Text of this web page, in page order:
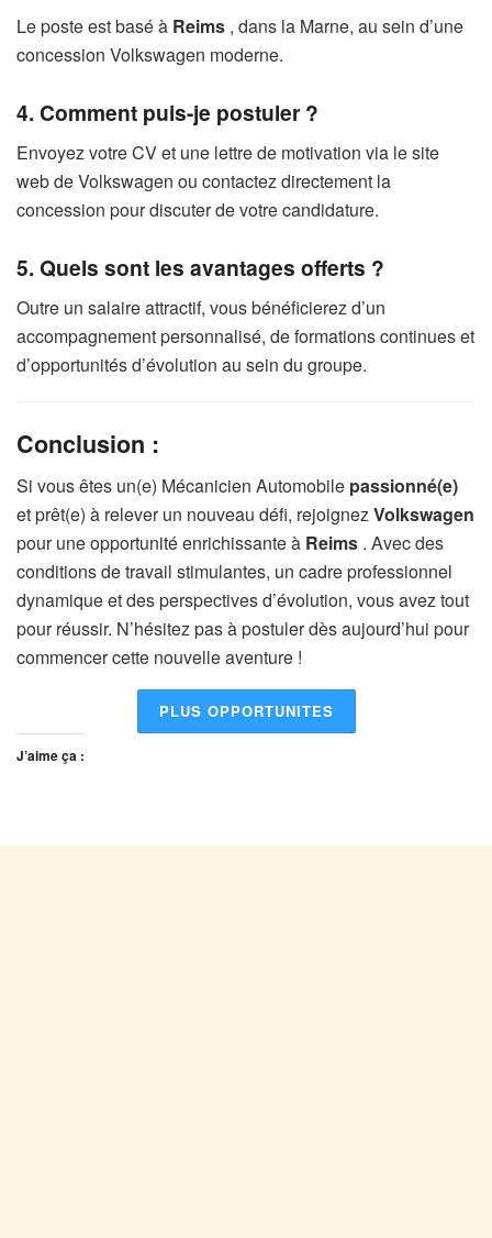
Le poste est basé à Reims , dans la Marne, au sein d’une
concession Volkswagen moderne.
4. Comment puis-je postuler ?
Envoyez votre CV et une lettre de motivation via le site
web de Volkswagen ou contactez directement la
concession pour discuter de votre candidature.
5. Quels sont les avantages offerts ?
Outre un salaire attractif, vous bénéficierez d’un
accompagnement personnalisé, de formations continues et
d’opportunités d’évolution au sein du groupe.
Conclusion :
Si vous êtes un(e) Mécanicien Automobile passionné(e)
et prêt(e) à relever un nouveau défi, rejoignezVolkswagen
pour une opportunité enrichissante à Reims . Avec des
conditions de travail stimulantes, un cadre professionnel
dynamique et des perspectives d’évolution, vous avez tout
pour réussir. N’hésitez pas à postuler dès aujourd’hui pour
commencer cette nouvelle aventure !
PLUS OPPORTUNITES
J’aime ça :